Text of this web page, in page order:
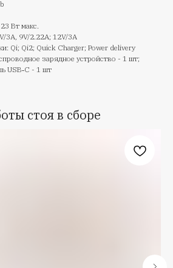
Вт макс.
3А, 9V/2.22А; 12V/3А
Qi; Qi2; Quick Charger; Power delivery
зарядное устройство - 1 шт;
USB‑C - 1 шт
стоя в сборе